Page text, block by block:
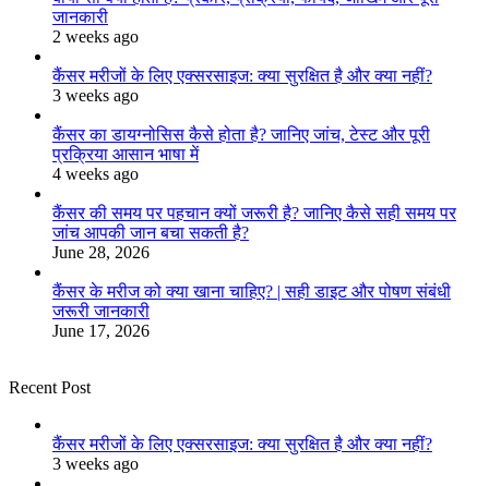
जानकारी
2 weeks ago
कैंसर मरीजों के लिए एक्सरसाइज: क्या सुरक्षित है और क्या नहीं?
3 weeks ago
कैंसर का डायग्नोसिस कैसे होता है? जानिए जांच, टेस्ट और पूरी
प्रक्रिया आसान भाषा में
4 weeks ago
कैंसर की समय पर पहचान क्यों जरूरी है? जानिए कैसे सही समय पर
जांच आपकी जान बचा सकती है?
June 28, 2026
कैंसर के मरीज को क्या खाना चाहिए? | सही डाइट और पोषण संबंधी
जरूरी जानकारी
June 17, 2026
Recent Post
कैंसर मरीजों के लिए एक्सरसाइज: क्या सुरक्षित है और क्या नहीं?
3 weeks ago